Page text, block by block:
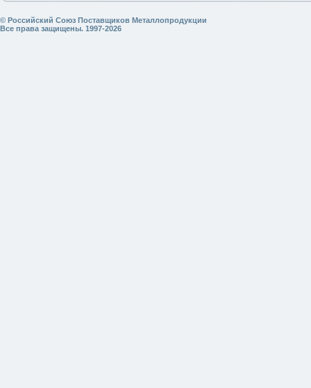
© Российский Союз Поставщиков Металлопродукции
Все права защищены. 1997-2026